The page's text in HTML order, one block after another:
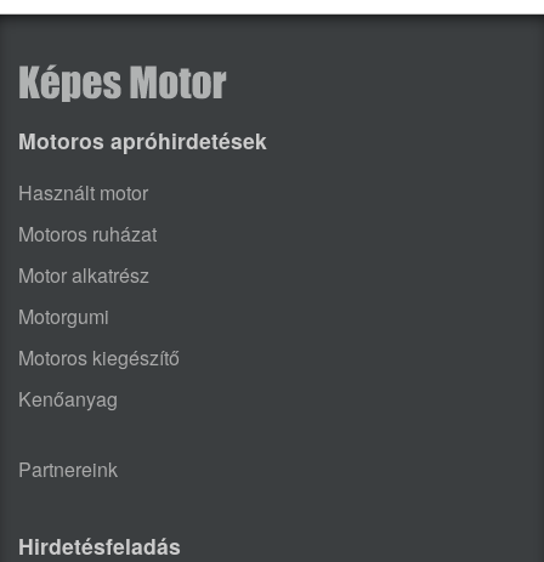
Motoros apróhirdetések
Használt motor
Motoros ruházat
Motor alkatrész
Motorgumi
Motoros kiegészítő
Kenőanyag
Partnereink
Hirdetésfeladás